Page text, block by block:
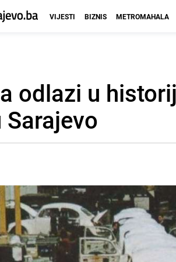
VIJESTI BIZNIS METROMAHALA
odlazi u